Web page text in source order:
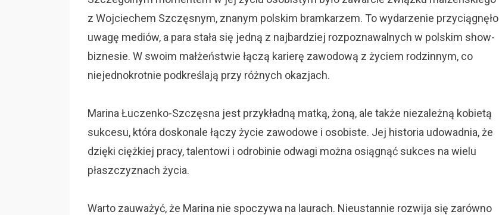
z Wojciechem Szczęsnym, znanym polskim bramkarzem. To wydarzenie przyciągnęło
uwagę mediów, a para stała się jedną z najbardziej rozpoznawalnych w polskim show-
biznesie. W swoim małżeństwie łączą karierę zawodową z życiem rodzinnym, co
niejednokrotnie podkreślają przy różnych okazjach.
Marina Łuczenko-Szczęsna jest przykładną matką, żoną, ale także niezależną kobietą
sukcesu, która doskonale łączy życie zawodowe i osobiste. Jej historia udowadnia, że
dzięki ciężkiej pracy, talentowi i odrobinie odwagi można osiągnąć sukces na wielu
płaszczyznach życia.
Warto zauważyć, że Marina nie spoczywa na laurach. Nieustannie rozwija się zarówno